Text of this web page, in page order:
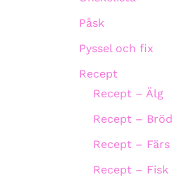
Påsk
Pyssel och fix
Recept
Recept – Älg
Recept – Bröd
Recept – Färs
Recept – Fisk